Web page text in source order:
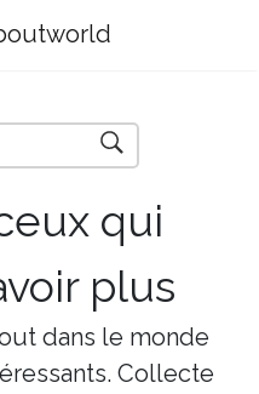
qui
plus
dans le monde
Collecte